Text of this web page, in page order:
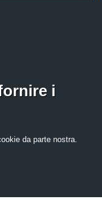
i
da parte nostra.